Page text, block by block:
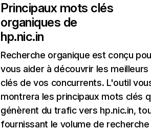
Principaux mots clés
organiques de
hp.nic.in
Recherche organique est conçu
vous aider à découvrir les
clés de vos concurrents. L'outil
montrera les principaux mots clés
génèrent du trafic vers hp.nic.in,
fournissant le volume de recherche